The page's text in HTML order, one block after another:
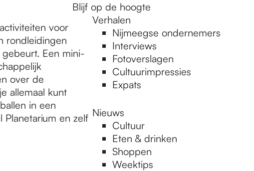
Blijf op de hoogte
Verhalen
Nijmeegse ondernemers
Interviews
Fotoverslagen
Cultuurimpressies
Expats
Nieuws
Cultuur
Eten & drinken
Shoppen
Weektips
voor
rondleidingen
Een mini-
over de
allemaal kunt
in een
en zelf